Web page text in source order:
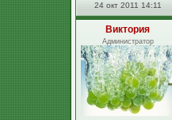
24 окт 2011 14:11
Виктория
Администратор